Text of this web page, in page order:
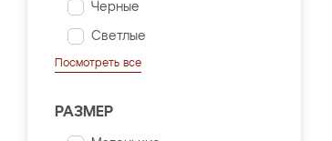
Черные
Светлые
Посмотреть все
РАЗМЕР